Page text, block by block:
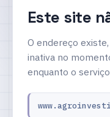
Este site
O endereço
inativa no
enquanto o